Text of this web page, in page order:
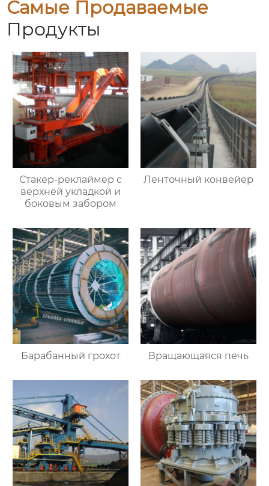
Самые Продаваемые
Продукты
Стакер-реклаймер с
верхней укладкой и
боковым забором
Ленточный конвейер
Барабанный грохот Вращающаяся печь